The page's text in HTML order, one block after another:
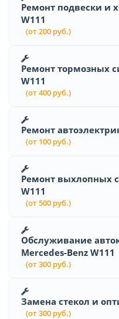
Ремонт подвески и
W111
(от 200 руб.)
Ремонт тормозных
W111
(от 400 руб.)
Ремонт
(от 100 руб.)
Ремонт выхлопных
W111
(от 500 руб.)
Обслуживание
Mercedes-Benz W111
(от 300 руб.)
Замена стекол и
(от 300 руб.)